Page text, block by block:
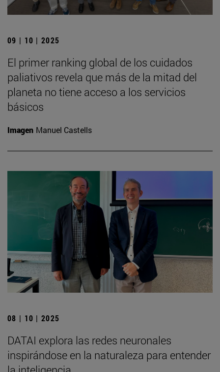
09 | 10 | 2025
El primer ranking global de los cuidados
paliativos revela que más de la mitad del
planeta no tiene acceso a los servicios
básicos
Imagen Manuel Castells
08 | 10 | 2025
DATAI explora las redes neuronales
inspirándose en la naturaleza para entender